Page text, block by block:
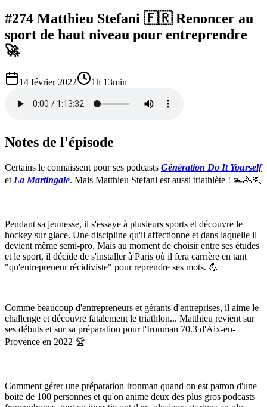
#274 Matthieu Stefani 🇫🇷 Renoncer au
sport de haut niveau pour entreprendre
🚀
14 février 2022 1h 13min
Notes de l'épisode
Certains le connaissent pour ses podcasts Génération Do It Yourself
et La Martingale. Mais Matthieu Stefani est aussi triathlète ! 🏊🚴🏃
Pendant sa jeunesse, il s'essaye à plusieurs sports et découvre le
hockey sur glace. Une discipline qu'il affectionne et dans laquelle il
devient même semi-pro. Mais au moment de choisir entre ses études
et le sport, il décide de s'installer à Paris où il fera carrière en tant
"qu'entrepreneur récidiviste" pour reprendre ses mots. 💪
Comme beaucoup d'entrepreneurs et gérants d'entreprises, il aime le
challenge et découvre fatalement le triathlon... Matthieu revient sur
ses débuts et sur sa préparation pour l'Ironman 70.3 d'Aix-en-
Provence en 2022 🏆
Comment gérer une préparation Ironman quand on est patron d'une
boite de 100 personnes et qu'on anime deux des plus gros podcasts